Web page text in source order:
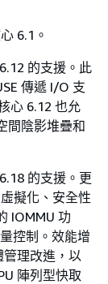
6.1。
的支援。此
傳遞 I/O 支
心 6.12 也允
間陰影堆疊和
的支援。更
擬化、安全性
IOMMU 功
控制。效能增
管理改進，以
陣列型快取